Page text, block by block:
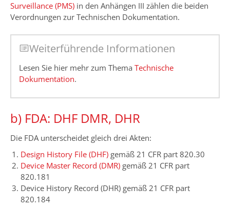
Surveillance (PMS) in den Anhängen III zählen die beiden
Verordnungen zur Technischen Dokumentation.
Weiterführende Informationen
Lesen Sie hier mehr zum Thema Technische
Dokumentation.
b) FDA: DHF DMR, DHR
Die FDA unterscheidet gleich drei Akten:
Design History File (DHF) gemäß 21 CFR part 820.30
Device Master Record (DMR) gemäß 21 CFR part
820.181
Device History Record (DHR) gemäß 21 CFR part
820.184